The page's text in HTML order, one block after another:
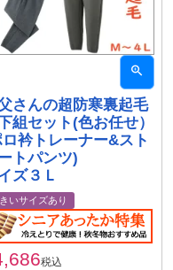
さんの超防寒裏起毛
組セット(色お任せ）
衿トレーナー&スト
トパンツ)
ズ３Ｌ
いサイズあり
税込